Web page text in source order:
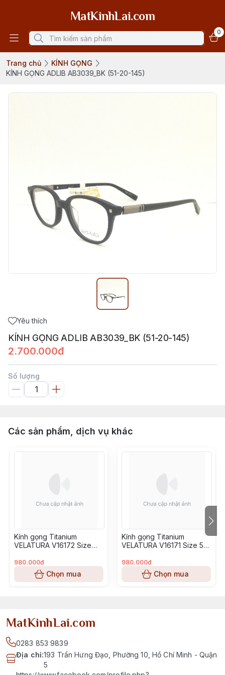
MatKinhLai.com
0
Trang chủ
KÍNH GỌNG
KÍNH GỌNG ADLIB AB3039_BK (51-20-145)
Yêu thích
KÍNH GỌNG ADLIB AB3039_BK (51-20-145)
2.700.000đ
Số lượng
Các sản phẩm, dịch vụ khác
Kính gọng Titanium
VELATURA V16172 Size
980.000đ
Chọn mua
Kính gọng Titanium
VELATURA V16171 Size 53-
980.000đ
Chọn mua
MatKinhLai.com
0283 853 9839
Địa chỉ:193 Trần Hưng Đạo, Phường 10, Hồ Chí Minh - Quận
5